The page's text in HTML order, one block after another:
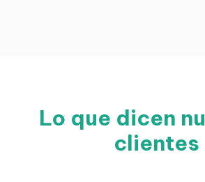
Lo que dicen
clientes